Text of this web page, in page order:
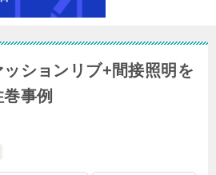
ッションリブ+間接照明を
事例